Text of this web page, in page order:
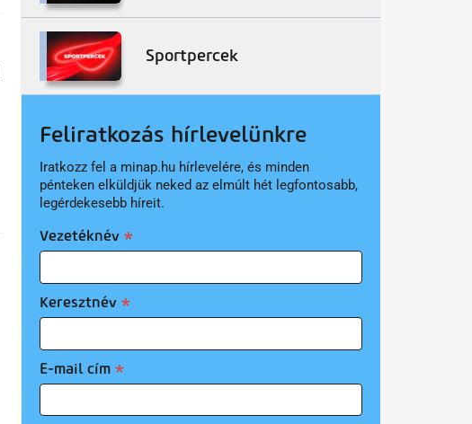
Sportpercek
Feliratkozás hírlevelünkre
Iratkozz fel a minap.hu hírlevelére, és minden
pénteken elküldjük neked az elmúlt hét legfontosabb,
legérdekesebb híreit.
Vezetéknév
Keresztnév
E-mail cím